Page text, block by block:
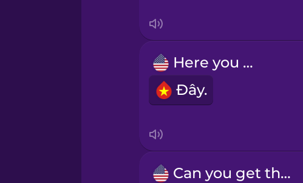
Icelandic
Igbo
Here you go.
Đây.
Can you get the statue behind us?